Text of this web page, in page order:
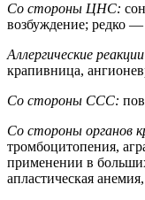
Со стороны ЦНС:
возбуждение; редко
Аллергические
крапивница,
Со стороны ССС:
Со стороны органов
тромбоцитопения,
применении в
апластическая